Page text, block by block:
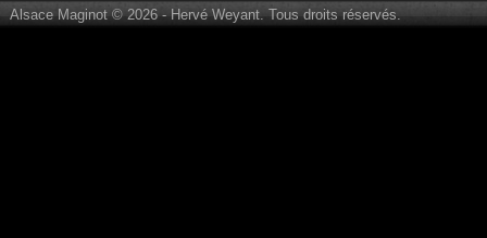
Alsace Maginot © 2026 - Hervé Weyant. Tous droits réservés.